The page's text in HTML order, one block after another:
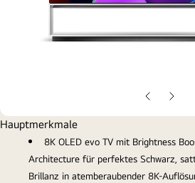
Vorherige
FolieFolie
Hauptmerkmale
8K OLED evo TV mit Brightness
Architecture für perfektes Schwarz,
Brillanz in atemberaubender 8K-